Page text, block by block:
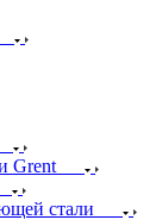
Grent
стали